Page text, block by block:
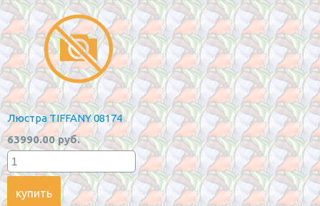
Люстра TIFFANY 08174
63990.00 руб.